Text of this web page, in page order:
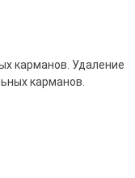
карманов. Удаление
карманов.